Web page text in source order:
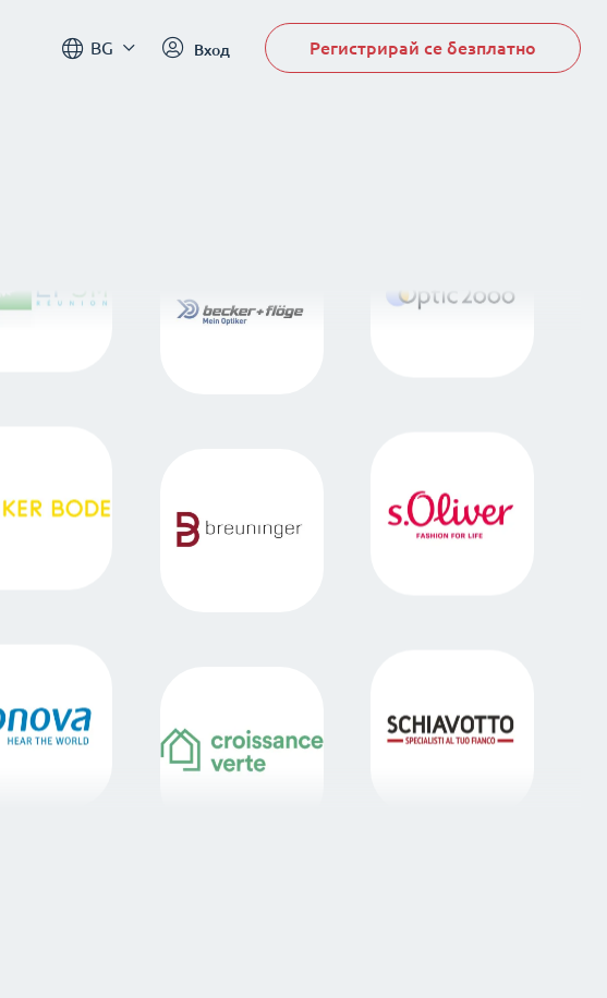
BG Вход Регистрирай се безплатно